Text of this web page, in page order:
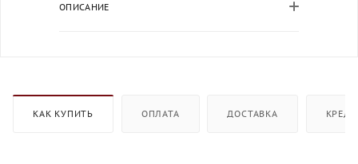
ОПИСАНИЕ
КАК КУПИТЬ ОПЛАТА ДОСТАВКА